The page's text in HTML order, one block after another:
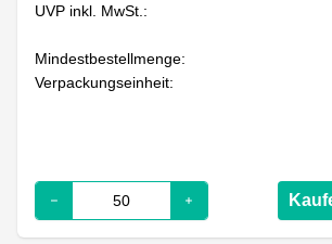
UVP inkl. MwSt.:
Mindestbestellmenge:
Verpackungseinheit: